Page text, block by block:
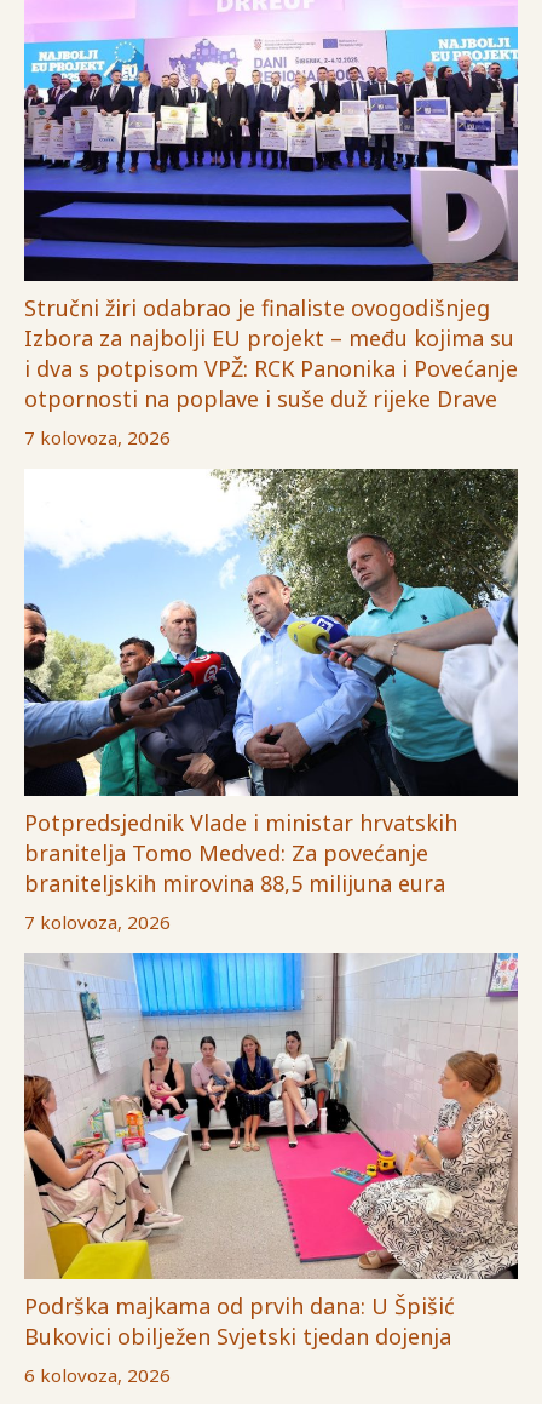
Stručni žiri odabrao je finaliste ovogodišnjeg
Izbora za najbolji EU projekt – među kojima su
i dva s potpisom VPŽ: RCK Panonika i Povećanje
otpornosti na poplave i suše duž rijeke Drave
7 kolovoza, 2026
Potpredsjednik Vlade i ministar hrvatskih
branitelja Tomo Medved: Za povećanje
braniteljskih mirovina 88,5 milijuna eura
7 kolovoza, 2026
Podrška majkama od prvih dana: U Špišić
Bukovici obilježen Svjetski tjedan dojenja
6 kolovoza, 2026